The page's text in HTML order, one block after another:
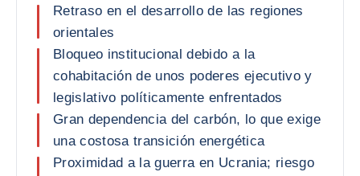
Retraso en el desarrollo de las regiones
orientales
Bloqueo institucional debido a la
cohabitación de unos poderes ejecutivo y
legislativo políticamente enfrentados
Gran dependencia del carbón, lo que exige
una costosa transición energética
Proximidad a la guerra en Ucrania; riesgo